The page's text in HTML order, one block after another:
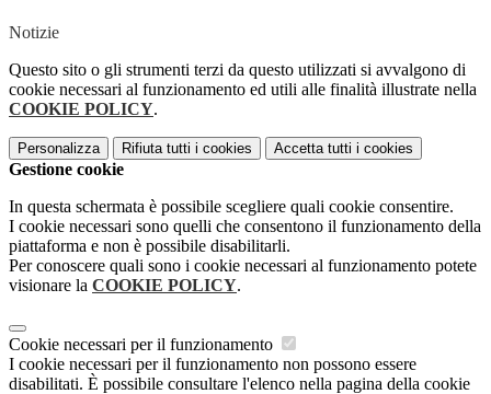
Notizie
Questo sito o gli strumenti terzi da questo utilizzati si avvalgono di
cookie necessari al funzionamento ed utili alle finalità illustrate nella
COOKIE POLICY.
Personalizza Rifiuta tutti i cookies Accetta tutti i cookies
Gestione cookie
In questa schermata è possibile scegliere quali cookie consentire.
I cookie necessari sono quelli che consentono il funzionamento della
piattaforma e non è possibile disabilitarli.
Per conoscere quali sono i cookie necessari al funzionamento potete
visionare la COOKIE POLICY.
Cookie necessari per il funzionamento
I cookie necessari per il funzionamento non possono essere
disabilitati. È possibile consultare l'elenco nella pagina della cookie